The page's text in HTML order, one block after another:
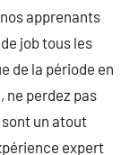
nos apprenants
job tous les
de la période en
perdez pas
un atout
expert